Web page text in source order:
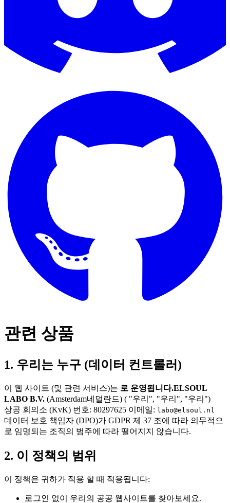
관련 상품
1. 우리는 누구 (데이터 컨트롤러)
이 웹 사이트 (및 관련 서비스)는 로 운영됩니다.ELSOUL
LABO B.V. (Amsterdam네덜란드) ( "우리", "우리", "우리")
상공 회의소 (KvK) 번호: 80297625 이메일: labo@elsoul.nl
데이터 보호 책임자 (DPO)가 GDPR 제 37 조에 따라 의무적으
로 임명되는 조직의 범주에 따라 떨어지지 않습니다.
2. 이 정책의 범위
이 정책은 귀하가 적용 할 때 적용됩니다:
로그인 없이 우리의 공공 웹사이트를 찾아보세요.